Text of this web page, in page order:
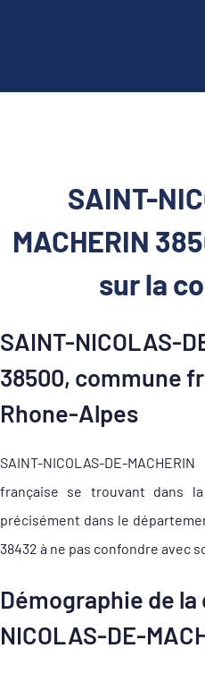
SAINT-
MACHERIN
sur la
SAINT-NICOLAS-
38500, commune
Rhone-Alpes
SAINT-NICOLAS-DE-
française se trouvant dans
précisément dans le
38432 à ne pas confondre avec
Démographie de
NICOLAS-DE-